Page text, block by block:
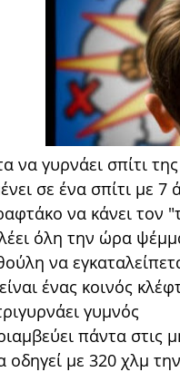
να γυρνάει σπίτι
σε ένα σπίτι με 7
να κάνει τον
όλη την ώρα
να
ένας κοινός
γυμνός
πάντα στις
με 320 χλμ